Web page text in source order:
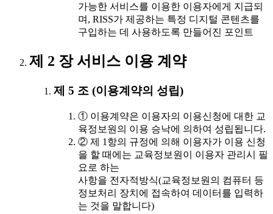
가능한 서비스를 이용한 이용자에게 지급되
며, RISS가 제공하는 특정 디지털 콘텐츠를
구입하는 데 사용하도록 만들어진 포인트
제 2 장 서비스 이용 계약
제 5 조 (이용계약의 성립)
① 이용계약은 이용자의 이용신청에 대한 교
육정보원의 이용 승낙에 의하여 성립됩니다.
② 제 1항의 규정에 의해 이용자가 이용 신청
을 할 때에는 교육정보원이 이용자 관리시 필
요로 하는
사항을 전자적방식(교육정보원의 컴퓨터 등
정보처리 장치에 접속하여 데이터를 입력하
는 것을 말합니다)